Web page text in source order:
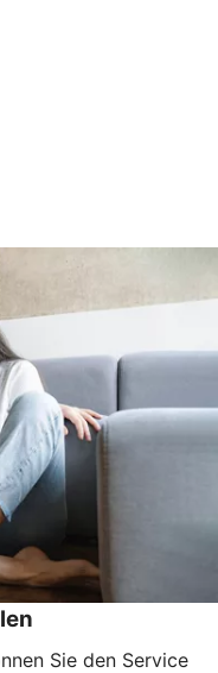
Sie den Service